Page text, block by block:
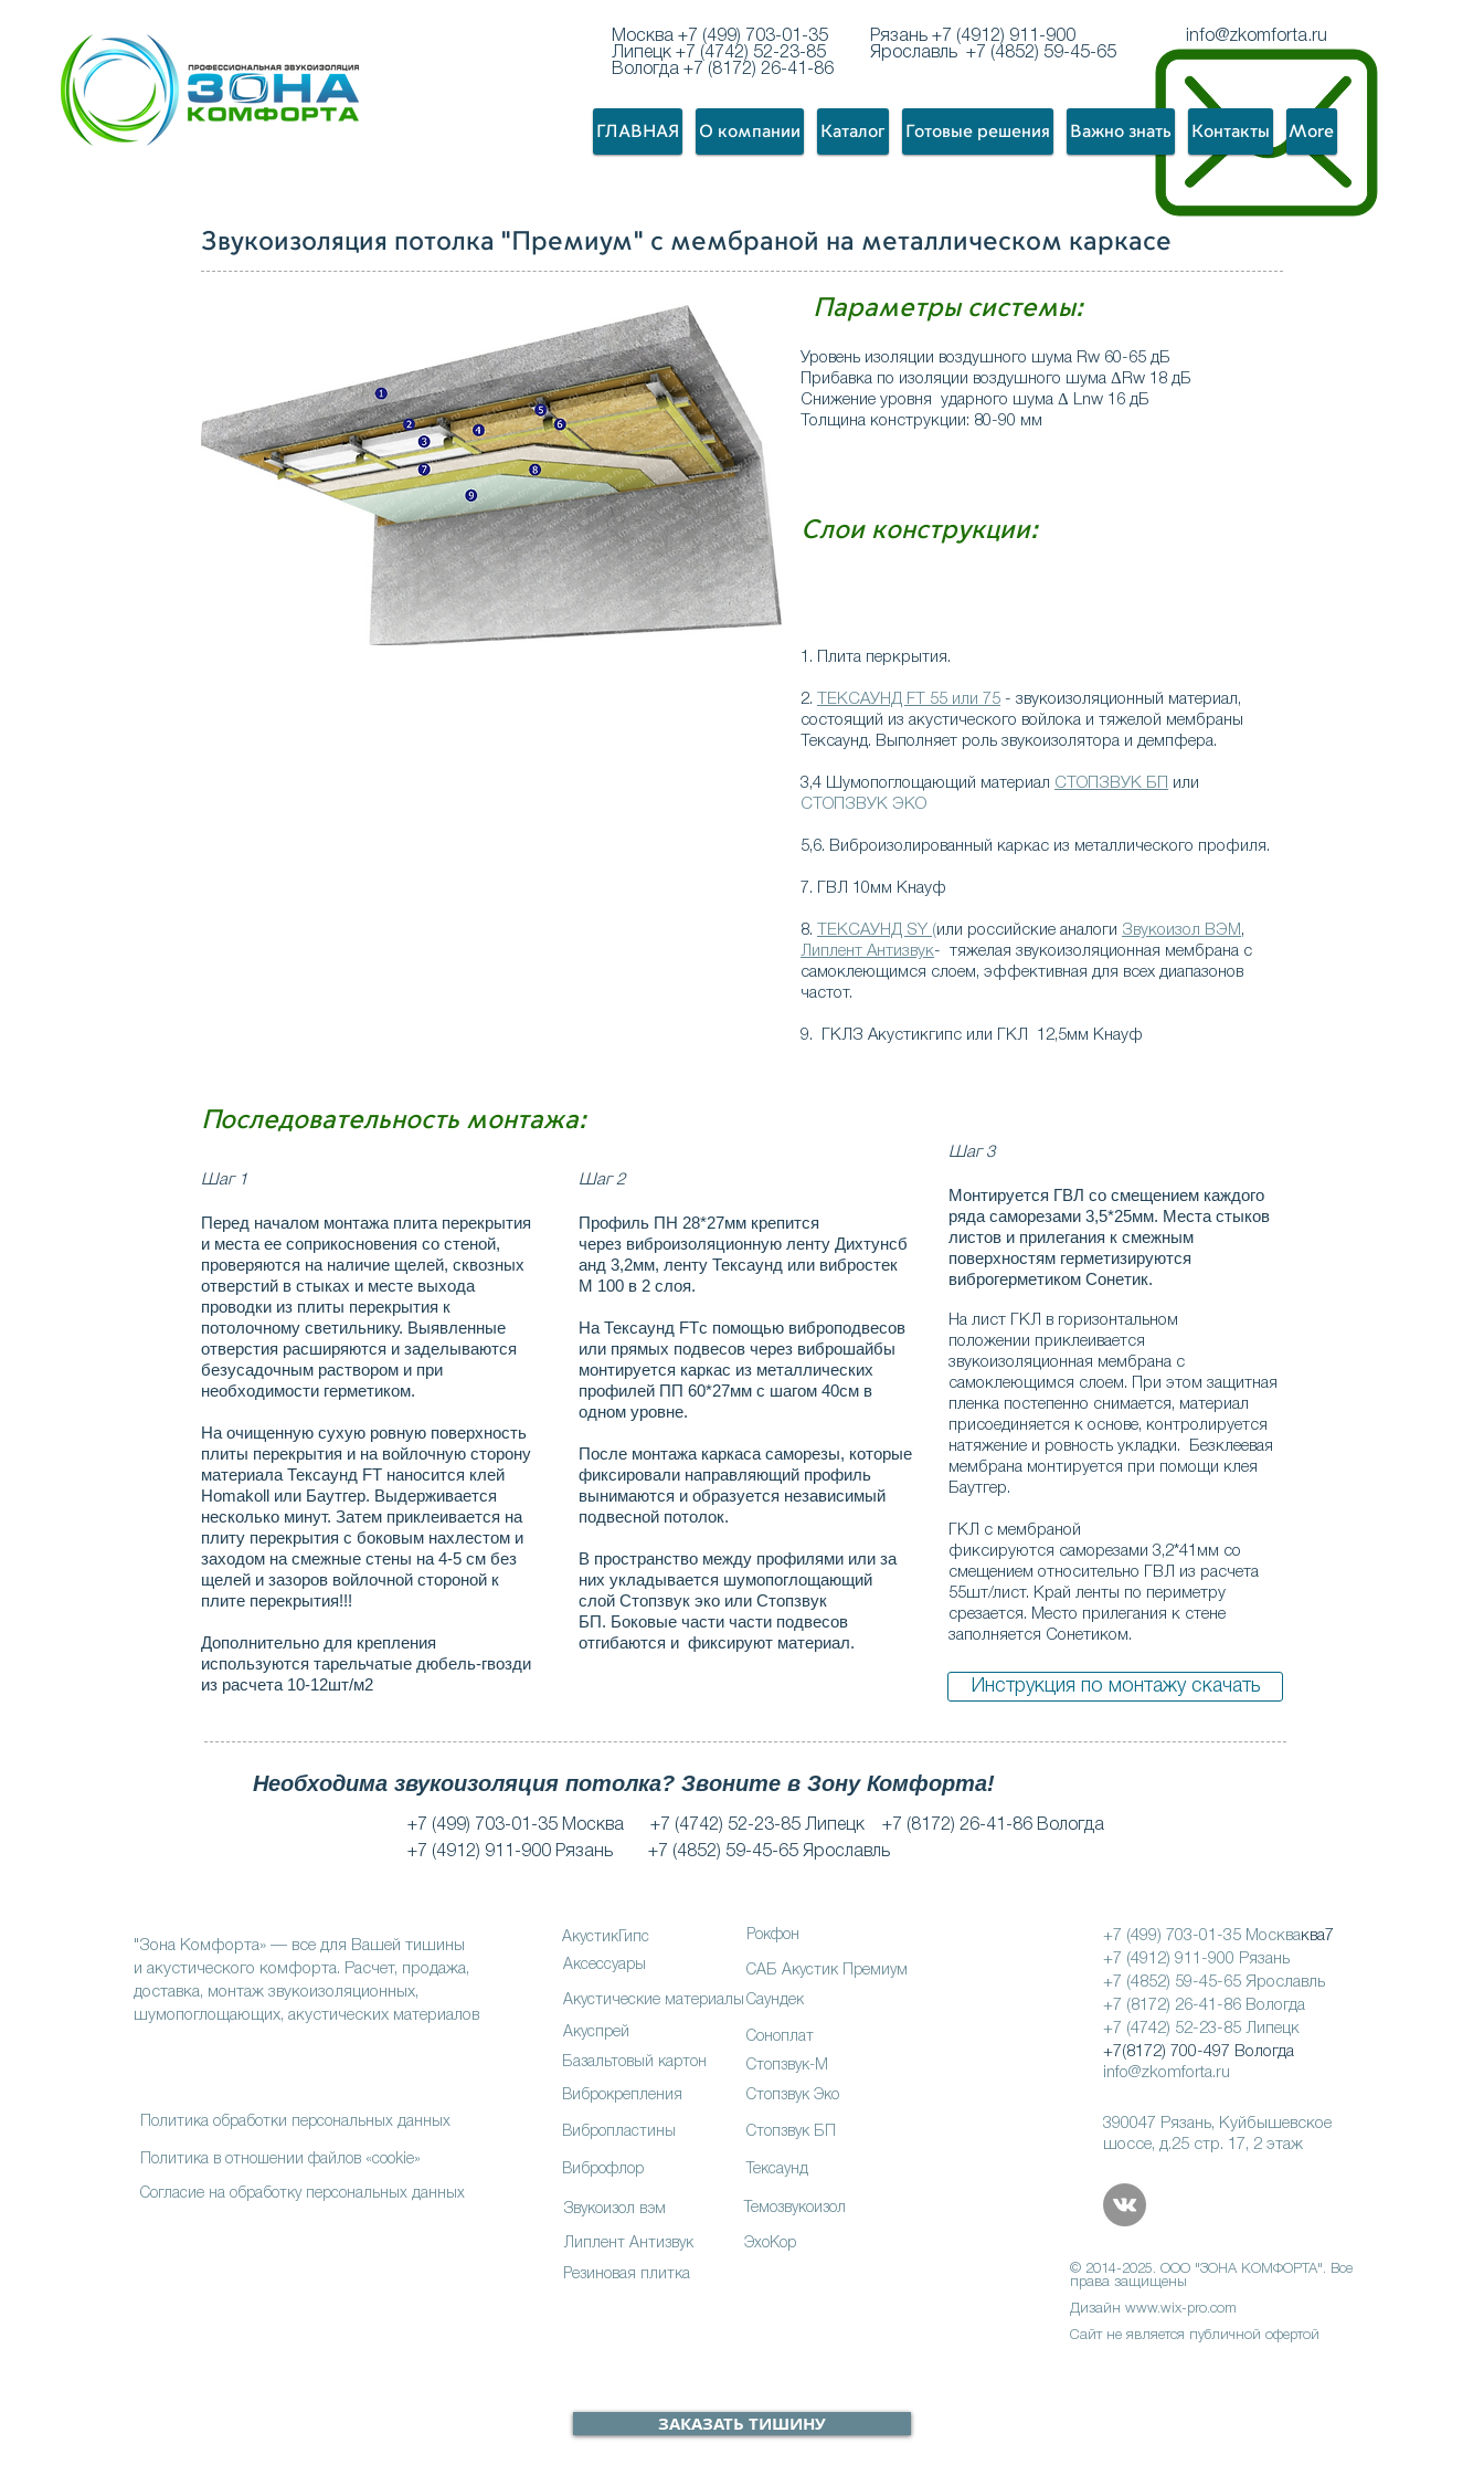
Москва +7 (499) 703-01-35
Липецк +7 (4742) 52-23-85
Вологда +7 (8172) 26-41-86
Рязань +7 (4912) 911-900
Ярославль +7 (4852) 59-45-65
info@zkomforta.ru
ГЛАВНАЯ О компании Каталог Готовые решения Важно знать Контакты More
Звукоизоляция потолка "Премиум" с мембраной на металлическом каркасе
Параметры системы:
Уровень изоляции воздушного шума Rw 60-65 дБ
Прибавка по изоляции воздушного шума ΔRw 18 дБ
Снижение уровня ударного шума Δ Lnw 16 дБ
Толщина конструкции: 80-90 мм
Слои конструкции:
1. Плита перкрытия.
2. ТЕКСАУНД FT 55 или 75 - звукоизоляционный материал,
состоящий из акустического войлока и тяжелой мембраны
Тексаунд. Выполняет роль звукоизолятора и демпфера.
3,4 Шумопоглощающий материал СТОПЗВУК БП
или
СТОПЗВУК ЭКО
5,6. Виброизолированный каркас из металлического профиля.
7. ГВЛ 10мм Кнауф
8. ТЕКСАУНД SY (или российские аналоги Звукоизол ВЭМ ,
Липлент Антизвук- тяжелая звукоизоляционная мембрана с
самоклеющимся слоем, эффективная для всех диапазонов
частот.
9. ГКЛЗ Акустикгипс или ГКЛ 12,5мм Кнауф
Последовательность монтажа:
Шаг 1
Перед началом монтажа плита перекрытия
и места ее соприкосновения со стеной,
проверяются на наличие щелей, сквозных
отверстий в стыках и месте выхода
проводки из плиты перекрытия к
потолочному светильнику. Выявленные
отверстия расширяются и заделываются
безусадочным раствором и при
необходимости герметиком.
На очищенную сухую ровную поверхность
плиты перекрытия и на войлочную сторону
материала Тексаунд FT наносится клей
Homakoll или Баутгер. Выдерживается
несколько минут. Затем приклеивается на
плиту перекрытия с боковым нахлестом и
заходом на смежные стены на 4-5 см без
щелей и зазоров войлочной стороной к
плите перекрытия!!!
Дополнительно для крепления
используются тарельчатые дюбель-гвозди
из расчета 10-12шт/м2
Шаг 2
Профиль ПН 28*27мм крепится
через виброизоляционную ленту Дихтунсб
анд 3,2мм, ленту Тексаунд или вибростек
М 100 в 2 слоя.
На Тексаунд FTс помощью виброподвесов
или прямых подвесов через виброшайбы
монтируется каркас из металлических
профилей ПП 60*27мм с шагом 40см в
одном уровне.
После монтажа каркаса саморезы, которые
фиксировали направляющий профиль
вынимаются и образуется независимый
подвесной потолок.
В пространство между профилями или за
них укладывается шумопоглощающий
слой Стопзвук эко или Стопзвук
БП. Боковые части части подвесов
отгибаются и фиксируют материал.
Шаг 3
Монтируется ГВЛ со смещением каждого
ряда саморезами 3,5*25мм. Места стыков
листов и прилегания к смежным
поверхностям герметизируются
виброгерметиком Сонетик.
На лист ГКЛ в горизонтальном
положении приклеивается
звукоизоляционная мембрана с
самоклеющимся слоем. При этом защитная
пленка постепенно снимается, материал
присоединяется к основе, контролируется
натяжение и ровность укладки. Безклеевая
мембрана монтируется при помощи клея
Баутгер.
ГКЛ с мембраной
фиксируются саморезами 3,2*41мм со
смещением относительно ГВЛ из расчета
55шт/лист. Край ленты по периметру
срезается. Место прилегания к стене
заполняется Сонетиком.
Инструкция по монтажу скачать
Необходима звукоизоляция потолка? Звоните в Зону Комфорта!
+7 (499) 703-01-35 Москва +7 (4742) 52-23-85 Липецк +7 (8172) 26-41-86 Вологда
+7 (4912) 911-900 Рязань +7 (4852) 59-45-65 Ярославль
"Зона Комфорта» — все для Вашей тишины
и акустического комфорта. Расчет, продажа,
доставка, монтаж звукоизоляционных,
шумопоглощающих, акустических материалов
Политика обработки персональных данных
Политика в отношении файлов «cookie»
Согласие на обработку персональных данных
АкустикГипс
Аксессуары
Базальтовый картон
Акуспрей
Акустические материалы
Виброкрепления
Вибропластины
Виброфлор
Рокфон
САБ Акустик Премиум
Саундек
Соноплат
Стопзвук-М
Стопзвук Эко
Стопзвук БП
Тексаунд
Звукоизол вэм
Липлент Антизвук
Резиновая плитка
Темозвукоизол
ЭхоКор
ЗАКАЗАТЬ ТИШИНУ
+7 (499) 703-01-35 Москваква7
+7 (4912) 911-900 Рязань
+7 (4852) 59-45-65 Ярославль
+7 (8172) 26-41-86 Вологда
+7 (4742) 52-23-85 Липецк
+7(8172) 700-497 Вологда
info@zkomforta.ru
390047 Рязань, Куйбышевское
шоссе, д.25 стр. 17, 2 этаж
© 2014-2025. ООО "ЗОНА КОМФОРТА". Все
права защищены
Дизайнwww.wix-pro.com
Сайт не является публичной офертой